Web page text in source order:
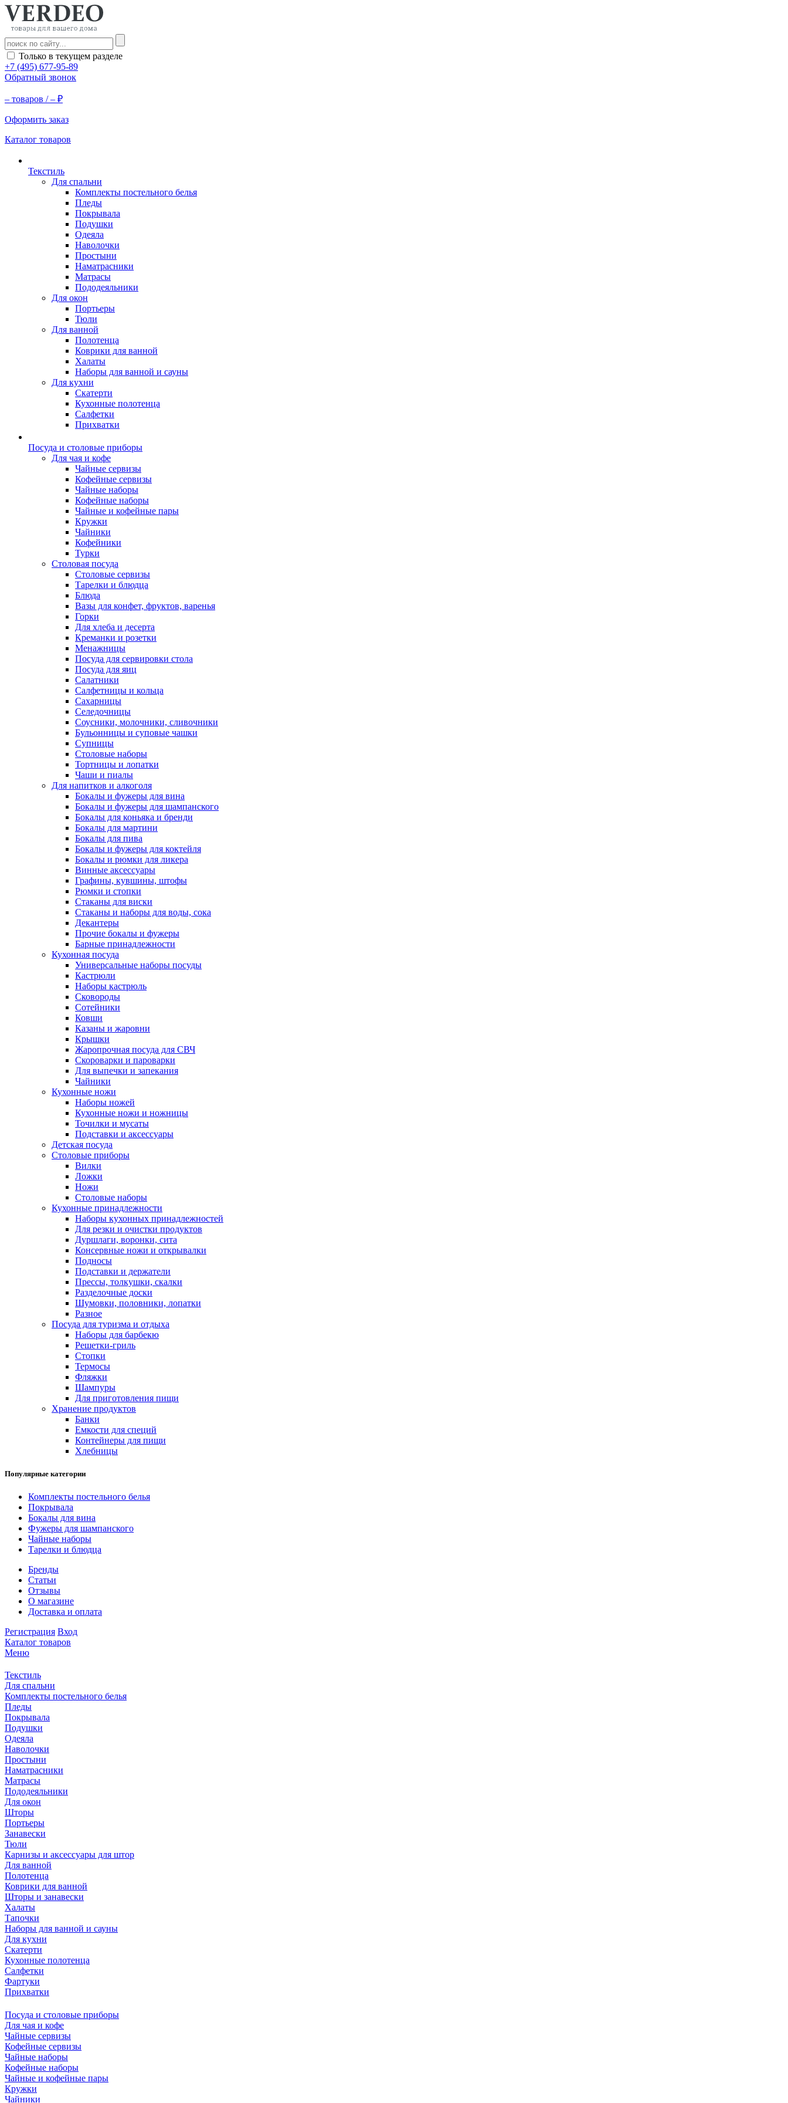
Только в текущем разделе
+7 (495) 677-95-89
Обратный звонок
– товаров /– ₽
Оформить заказ
Каталог товаров
Текстиль
Для спальни
Комплекты постельного белья
Пледы
Покрывала
Подушки
Одеяла
Наволочки
Простыни
Наматрасники
Матрасы
Пододеяльники
Для окон
Портьеры
Тюли
Для ванной
Полотенца
Коврики для ванной
Халаты
Наборы для ванной и сауны
Для кухни
Скатерти
Кухонные полотенца
Салфетки
Прихватки
Посуда и столовые приборы
Для чая и кофе
Чайные сервизы
Кофейные сервизы
Чайные наборы
Кофейные наборы
Чайные и кофейные пары
Кружки
Чайники
Кофейники
Турки
Столовая посуда
Столовые сервизы
Тарелки и блюдца
Блюда
Вазы для конфет, фруктов, варенья
Горки
Для хлеба и десерта
Креманки и розетки
Менажницы
Посуда для сервировки стола
Посуда для яиц
Салатники
Салфетницы и кольца
Сахарницы
Селедочницы
Соусники, молочники, сливочники
Бульонницы и суповые чашки
Супницы
Столовые наборы
Тортницы и лопатки
Чаши и пиалы
Для напитков и алкоголя
Бокалы и фужеры для вина
Бокалы и фужеры для шампанского
Бокалы для коньяка и бренди
Бокалы для мартини
Бокалы для пива
Бокалы и фужеры для коктейля
Бокалы и рюмки для ликера
Винные аксессуары
Графины, кувшины, штофы
Рюмки и стопки
Стаканы для виски
Стаканы и наборы для воды, сока
Декантеры
Прочие бокалы и фужеры
Барные принадлежности
Кухонная посуда
Универсальные наборы посуды
Кастрюли
Наборы кастрюль
Сковороды
Сотейники
Ковши
Казаны и жаровни
Крышки
Жаропрочная посуда для СВЧ
Скороварки и пароварки
Для выпечки и запекания
Чайники
Кухонные ножи
Наборы ножей
Кухонные ножи и ножницы
Точилки и мусаты
Подставки и аксессуары
Детская посуда
Столовые приборы
Вилки
Ложки
Ножи
Столовые наборы
Кухонные принадлежности
Наборы кухонных принадлежностей
Для резки и очистки продуктов
Дуршлаги, воронки, сита
Консервные ножи и открывалки
Подносы
Подставки и держатели
Прессы, толкушки, скалки
Разделочные доски
Шумовки, половники, лопатки
Разное
Посуда для туризма и отдыха
Наборы для барбекю
Решетки-гриль
Стопки
Термосы
Фляжки
Шампуры
Для приготовления пищи
Хранение продуктов
Банки
Емкости для специй
Контейнеры для пищи
Хлебницы
Популярные категории
Комплекты постельного белья
Покрывала
Бокалы для вина
Фужеры для шампанского
Чайные наборы
Тарелки и блюдца
Бренды
Статьи
Отзывы
О магазине
Доставка и оплата
Регистрация Вход
Каталог товаров
Меню
Текстиль
Для спальни
Комплекты постельного белья
Пледы
Покрывала
Подушки
Одеяла
Наволочки
Простыни
Наматрасники
Матрасы
Пододеяльники
Для окон
Шторы
Портьеры
Занавески
Тюли
Карнизы и аксессуары для штор
Для ванной
Полотенца
Коврики для ванной
Шторы и занавески
Халаты
Тапочки
Наборы для ванной и сауны
Для кухни
Скатерти
Кухонные полотенца
Салфетки
Фартуки
Прихватки
Посуда и столовые приборы
Для чая и кофе
Чайные сервизы
Кофейные сервизы
Чайные наборы
Кофейные наборы
Чайные и кофейные пары
Кружки
Чайники